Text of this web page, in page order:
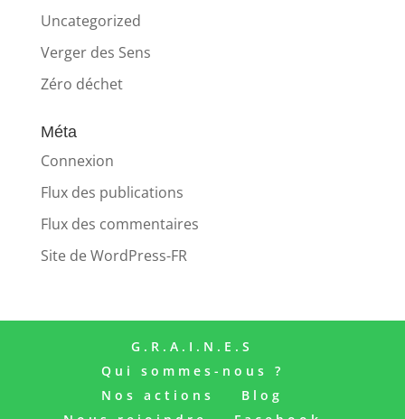
Uncategorized
Verger des Sens
Zéro déchet
Méta
Connexion
Flux des publications
Flux des commentaires
Site de WordPress-FR
G.R.A.I.N.E.S
Qui sommes-nous ?
Nos actions
Blog